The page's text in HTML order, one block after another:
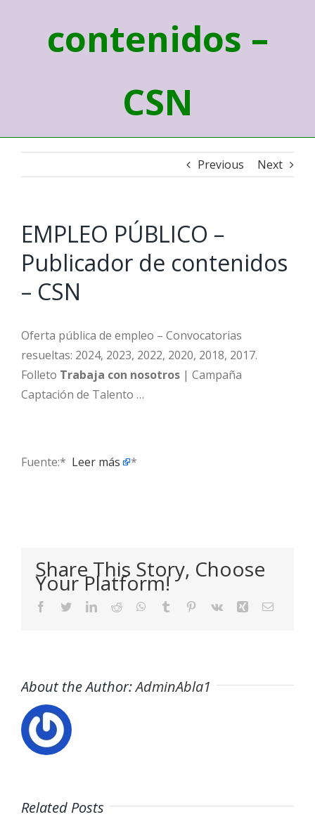
contenidos –
CSN
Previous Next
EMPLEO PÚBLICO –
Publicador de contenidos
– CSN
Oferta pública de empleo – Convocatorias
resueltas: 2024, 2023, 2022, 2020, 2018, 2017.
Folleto Trabaja con nosotros | Campaña
Captación de Talento …
Fuente:* ​ Leer más *
Share This Story, Choose
Your Platform!
Facebook
TwitterLinkedIn
Reddit WhatsApp
Tumblr Pinterest
Vk Xing Email
About the Author:AdminAbla1
Related Posts